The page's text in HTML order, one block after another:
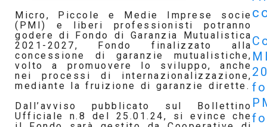
Micro, Piccole e Medie Imprese socie
(PMI) e liberi professionisti potranno
godere di Fondo di Garanzia Mutualistica
2021-2027, Fondo finalizzato alla
concessione di garanzie mutualistiche,
volto a promuovere lo sviluppo, anche
nei processi di internazionalizzazione,
mediante la fruizione di garanzie dirette.
Dall’avviso pubblicato sul Bollettino
Ufficiale n.8 del 25.01.24, si evince che